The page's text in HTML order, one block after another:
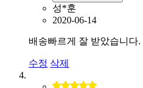
성*훈
2020-06-14
배송빠르게 잘 받았습니다
수정 삭제